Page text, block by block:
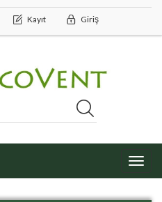
Kayıt Giriş